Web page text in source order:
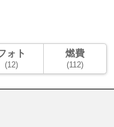
ォト
(12)
燃費
(112)